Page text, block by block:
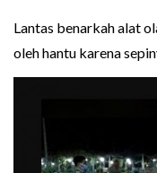
Lantas benarkah alat
oleh hantu karena